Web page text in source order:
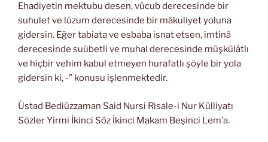
Ehadiyetin mektubu desen, vücub derecesinde bir
suhulet ve lüzum derecesinde bir mâkuliyet yoluna
gidersin. Eğer tabiata ve esbaba isnat etsen, imtinâ
derecesinde suûbetli ve muhal derecesinde müşkülâtlı
ve hiçbir vehim kabul etmeyen hurafatlı şöyle bir yola
gidersin ki, -” konusu işlenmektedir.
Üstad Bediüzzaman Said Nursi Risale-i Nur Külliyatı
Sözler Yirmi İkinci Söz İkinci Makam Beşinci Lem’a.